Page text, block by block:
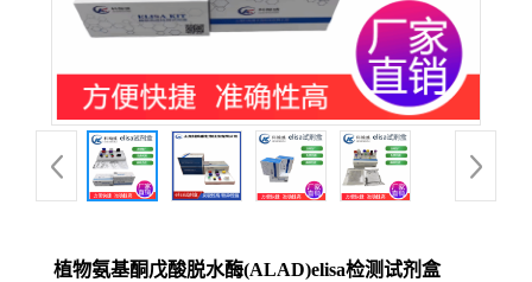
植物氨基酮戊酸脱水酶(ALAD)elisa检测试剂盒